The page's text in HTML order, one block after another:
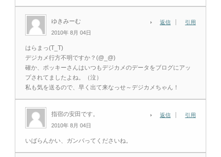
ゆきみーむ
2010年 8月 04日
返信 引用
はらまっ(T_T)
デジカメ行方不明ですか？(@_@)
確か、ポッキーさんはいつもデジカメのデータをブログにアッ
プされてましたよね。（泣）
私も気を送るので、早く出て来なっせ～デジカメちゃん！
指宿の安田です。
2010年 8月 04日
返信 引用
いばらんかい、ガンバってくださいね。